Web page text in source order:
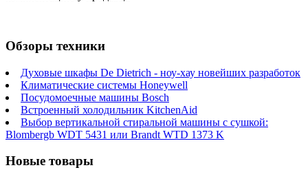
Обзоры техники
Духовые шкафы De Dietrich - ноу-хау новейших разработок
Климатические системы Honeywell
Посудомоечные машины Bosch
Встроенный холодильник KitchenAid
Выбор вертикальной стиральной машины с сушкой:
Blombergb WDT 5431 или Brandt WTD 1373 K
Новые товары